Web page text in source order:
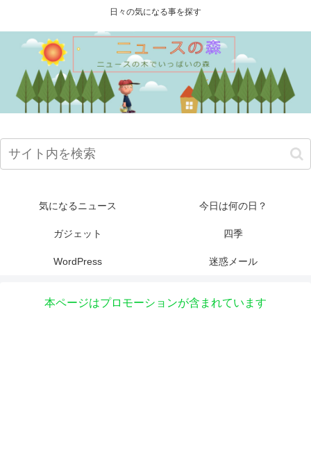
日々の気になる事を探す
気になるニュース 今日は何の日？
ガジェット 四季
WordPress 迷惑メール
本ページはプロモーションが含まれています